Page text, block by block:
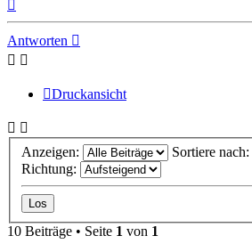
Antworten
Druckansicht
Anzeigen:
Sortiere nach:
Richtung:
10 Beiträge • Seite 1 von 1